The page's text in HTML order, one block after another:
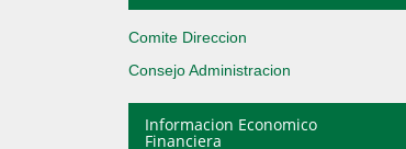
Comite Direccion
Consejo Administracion
Informacion Economico
Financiera